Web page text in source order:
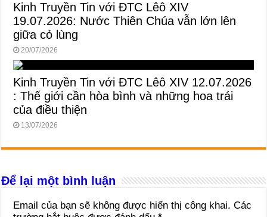
Kinh Truyền Tin với ĐTC Lêô XIV
19.07.2026: Nước Thiên Chúa vẫn lớn lên
giữa cỏ lùng
20/07/2026
Kinh Truyền Tin với ĐTC Lêô XIV 12.07.2026
: Thế giới cần hòa bình và những hoa trái
của điều thiện
13/07/2026
Để lại một bình luận
Email của bạn sẽ không được hiển thị công khai. Các